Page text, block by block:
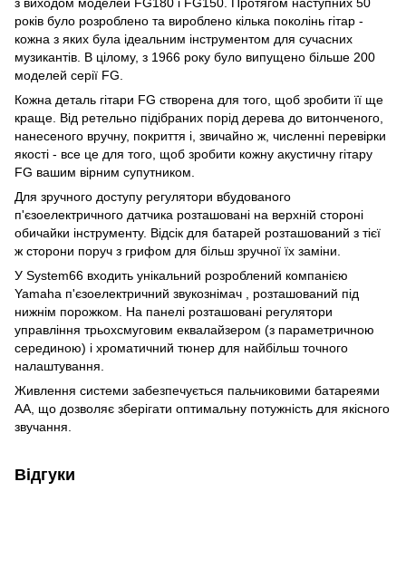
років було розроблено та вироблено кілька поколінь гітар -
кожна з яких була ідеальним інструментом для сучасних
музикантів. В цілому, з 1966 року було випущено більше 200
моделей серії FG.
Кожна деталь гітари FG створена для того, щоб зробити її ще
краще. Від ретельно підібраних порід дерева до витонченого,
нанесеного вручну, покриття і, звичайно ж, численні перевірки
якості - все це для того, щоб зробити кожну акустичну гітару
FG вашим вірним супутником.
Для зручного доступу регулятори вбудованого
п'єзоелектричного датчика розташовані на верхній стороні
обичайки інструменту. Відсік для батарей розташований з тієї
ж сторони поруч з грифом для більш зручної їх заміни.
У System66 входить унікальний розроблений компанією
Yamaha п'єзоелектричний звукознімач , розташований під
нижнім порожком. На панелі розташовані регулятори
управління трьохсмуговим еквалайзером (з параметричною
серединою) і хроматичний тюнер для найбільш точного
налаштування.
Живлення системи забезпечується пальчиковими батареями
АА, що дозволяє зберігати оптимальну потужність для якісного
звучання.
Відгуки